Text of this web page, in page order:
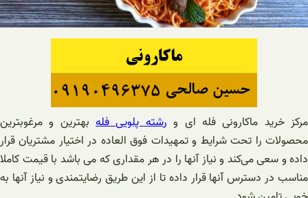
مرکز خرید ماکارونی فله ای و رشته پلویی فلهبهترین و مرغوبترین
محصولات را تحت شرایط و تمهیدات فوق العاده در اختیار مشتریان قرار
داده و سعی می‌کند و نیاز آنها را در هر مقداری که می باشد با قیمت کاملا
مناسب در دسترس آنها قرار داده تا از این طریق رضایتمندی و نیاز آنها به